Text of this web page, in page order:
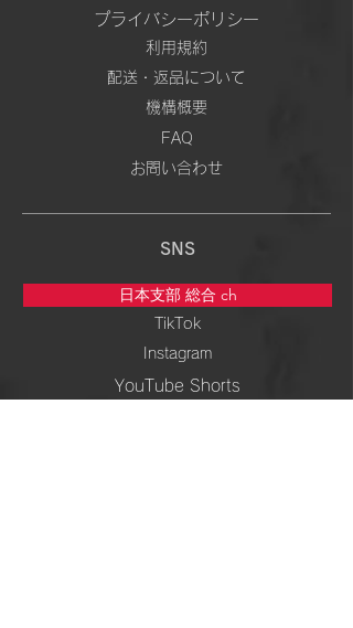
プライバシーポリシー
利用規約
配送・返品について
機構概要
FAQ
お問い合わせ
SNS
日本支部 総合 ch
TikTok
Instagram
YouTube Shorts